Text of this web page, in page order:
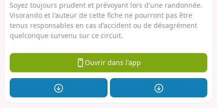
Soyez toujours prudent et prévoyant lors d'une randonnée.
Visorando et l'auteur de cette fiche ne pourront pas être
tenus responsables en cas d'accident ou de désagrément
quelconque survenu sur ce circuit.
Ouvrir dans l'app